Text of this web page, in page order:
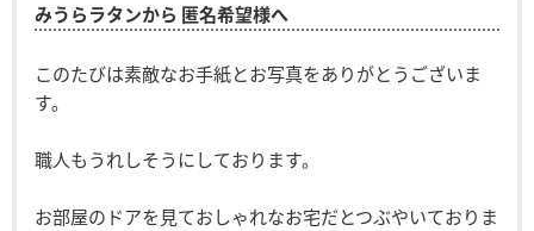
みうらラタンから 匿名希望様へ
このたびは素敵なお手紙とお写真をありがとうございま
す。
職人もうれしそうにしております。
お部屋のドアを見ておしゃれなお宅だとつぶやいておりま